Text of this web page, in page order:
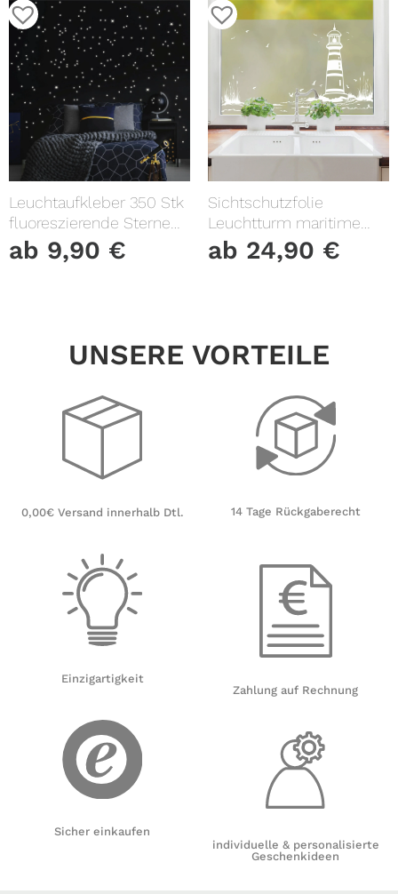
Leuchtaufkleber 350 Stk
fluoreszierende Sterne
und Punkte leuchten im
Dunklen Kinderzimmer
ab 9,90 €
Sichtschutzfolie
Leuchtturm maritime
Fensterfolie Fensterdeko
Milchglasfolie
ab 24,90 €
UNSERE VORTEILE
0,00€ Versand innerhalb Dtl.
Einzigartigkeit
Sicher einkaufen
14 Tage Rückgaberecht
Zahlung auf Rechnung
individuelle & personalisierte
Geschenkideen